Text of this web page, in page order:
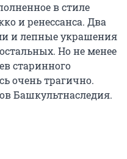
в стиле
и ренессанса. Два
и лепные украшения
Но не менее
старинного
очень трагично.
Башкультнаследия.